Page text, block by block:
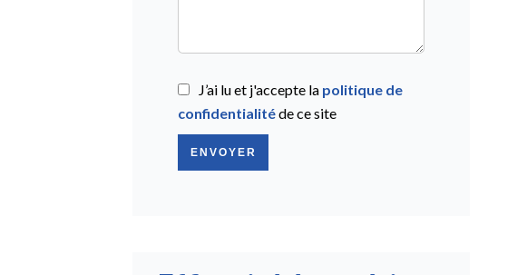
J’ai lu et j'accepte la politique de
confidentialitéde ce site
ENVOYER